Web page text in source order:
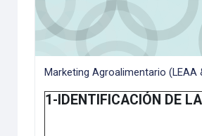
Marketing Agroalimentario (LEAA
1-IDENTIFICACIÓN DE LA